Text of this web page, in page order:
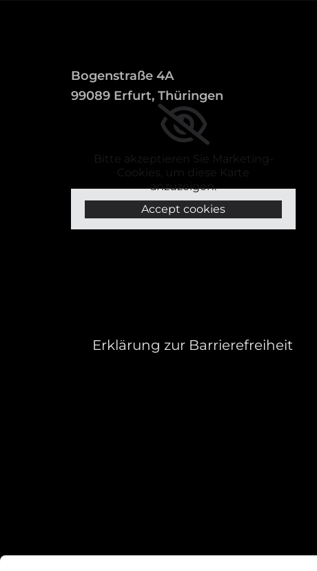
Bogenstraße 4A
99089 Erfurt, Thüringen
Bitte akzeptieren Sie Marketing-
Cookies, um diese Karte
anzuzeigen.
Accept cookies
Erklärung zur Barrierefreiheit